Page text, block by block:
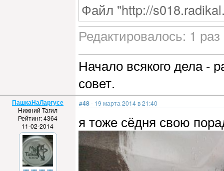
Файл "http://
Редактировалось: 1
Начало всякого дела -
совет.
ПашкаНаЛаргусе
Нижний Тагил
Рейтинг: 4364
11-02-2014
#48- 19 марта 2014 в 21:40
я тоже сёдня свою